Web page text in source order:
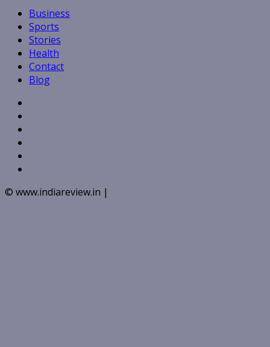
Business
Sports
Stories
Health
Contact
Blog
© www.indiareview.in |